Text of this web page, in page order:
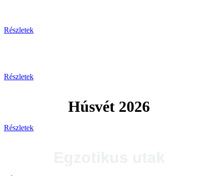
Részletek
Részletek
Húsvét 2026
Részletek